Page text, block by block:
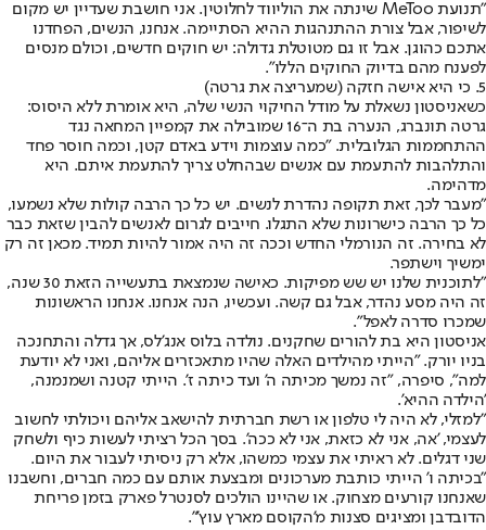
"תנועת MeToo שינתה את הוליווד לחלוטין. אני חושבת שעדיין יש מקום
לשיפור, אבל צורת ההתנהגות ההיא הסתיימה. אנחנו, הנשים, הפחדנו
אתכם כהוגן. אבל זו גם מטוטלת גדולה: יש חוקים חדשים, וכולם מנסים
לפענח מהם בדיוק החוקים הללו".
5. כי היא אישה חזקה (שמעריצה את גרטה)
כשאניסטון נשאלת על מודל החיקוי הנשי שלה, היא אומרת ללא היסוס:
גרטה תונברג, הנערה בת ה־16 שמובילה את קמפיין המחאה נגד
ההתחממות הגלובלית. "כמה עוצמות וידע באדם קטן, וכמה חוסר פחד
והתלהבות להתעמת עם אנשים שבהחלט צריך להתעמת איתם. היא
מדהימה.
"מעבר לכך, זאת תקופה נהדרת לנשים. יש כל כך הרבה קולות שלא נשמעו,
כל כך הרבה כישרונות שלא התגלו. חייבים לגרום לאנשים להבין שזאת כבר
לא בחירה. זה הנורמלי החדש וככה זה היה אמור להיות תמיד. מכאן זה רק
ימשיך וישתפר.
"לתוכנית שלנו יש שש מפיקות. כאישה שנמצאת בתעשייה הזאת 30 שנה,
זה היה מסע נהדר, אבל גם קשה. ועכשיו, הנה אנחנו. אנחנו הראשונות
שמכרו סדרה לאפל".
אניסטון היא בת להורים שחקנים. נולדה בלוס אנג'לס, אך גדלה והתחנכה
בניו יורק. "הייתי מהילדים האלה שהיו מתאכזרים אליהם, ואני לא יודעת
למה", סיפרה, "זה נמשך מכיתה ה' ועד כיתה ז'. הייתי קטנה ושמנמנה,
'הילדה ההיא'.
"למזלי, לא היה לי טלפון או רשת חברתית להישאב אליהם ויכולתי לחשוב
לעצמי, 'אה, אני לא כזאת, אני לא ככה'. בסך הכל רציתי לעשות כיף ולשחק
שני דגלים. לא ראיתי את עצמי כמשהו, אלא רק ניסיתי לעבור את היום.
"בכיתה ו' הייתי כותבת מערכונים ומבצעת אותם עם כמה חברים, וחשבנו
שאנחנו קורעים מצחוק. או שהיינו הולכים לסנטרל פארק בזמן פריחת
הדובדבן ומציגים סצנות מ'הקוסם מארץ עוץ'".